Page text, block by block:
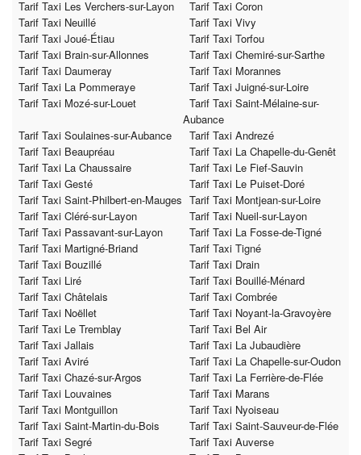
Tarif Taxi Les Verchers-sur-Layon
Tarif Taxi Coron
Tarif Taxi Neuillé
Tarif Taxi Vivy
Tarif Taxi Joué-Étiau
Tarif Taxi Torfou
Tarif Taxi Brain-sur-Allonnes
Tarif Taxi Chemiré-sur-Sarthe
Tarif Taxi Daumeray
Tarif Taxi Morannes
Tarif Taxi La Pommeraye
Tarif Taxi Juigné-sur-Loire
Tarif Taxi Mozé-sur-Louet
Tarif Taxi Saint-Mélaine-sur-
Aubance
Tarif Taxi Soulaines-sur-Aubance
Tarif Taxi Andrezé
Tarif Taxi Beaupréau
Tarif Taxi La Chapelle-du-Genêt
Tarif Taxi La Chaussaire
Tarif Taxi Le Fief-Sauvin
Tarif Taxi Gesté
Tarif Taxi Le Puiset-Doré
Tarif Taxi Saint-Philbert-en-Mauges Tarif Taxi Montjean-sur-Loire
Tarif Taxi Cléré-sur-Layon
Tarif Taxi Nueil-sur-Layon
Tarif Taxi Passavant-sur-Layon
Tarif Taxi La Fosse-de-Tigné
Tarif Taxi Martigné-Briand
Tarif Taxi Tigné
Tarif Taxi Bouzillé
Tarif Taxi Drain
Tarif Taxi Liré
Tarif Taxi Bouillé-Ménard
Tarif Taxi Châtelais
Tarif Taxi Combrée
Tarif Taxi Noëllet
Tarif Taxi Noyant-la-Gravoyère
Tarif Taxi Le Tremblay
Tarif Taxi Bel Air
Tarif Taxi Jallais
Tarif Taxi La Jubaudière
Tarif Taxi Aviré
Tarif Taxi La Chapelle-sur-Oudon
Tarif Taxi Chazé-sur-Argos
Tarif Taxi La Ferrière-de-Flée
Tarif Taxi Louvaines
Tarif Taxi Marans
Tarif Taxi Montguillon
Tarif Taxi Nyoiseau
Tarif Taxi Saint-Martin-du-Bois
Tarif Taxi Saint-Sauveur-de-Flée
Tarif Taxi Segré
Tarif Taxi Auverse